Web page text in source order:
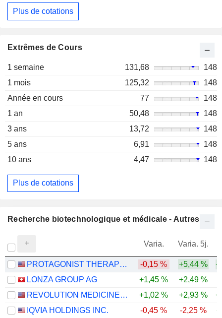
Plus de cotations
Extrêmes de Cours
1 semaine 131,68
148
1 mois
125,32
148
Année en cours
77
148
1 an
50,48
148
3 ans
13,72
148
5 ans
6,91
148
10 ans
4,47 148
Plus de cotations
Recherche biotechnologique et médicale - Autres
Varia. Varia. 5j.
PROTAGONIST THERAPEUTICS, INC. -0,15 % +5,44 %
LONZA GROUP AG
+1,45 % +2,49 %
REVOLUTION MEDICINES, INC.
+1,02 % +2,93 %
IQVIA HOLDINGS INC.
-0,45 % -2,25 %